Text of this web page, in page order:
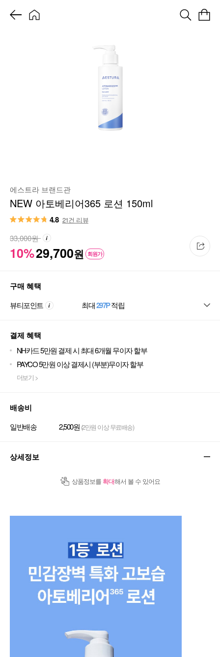
에스트라 브랜드관
NEW 아토베리어365 로션 150ml
4.8 21건 리뷰
10%29,700원 회원가
33,000원
구매 혜택
뷰티포인트 최대297P적립
결제 혜택
NH카드 5만원 결제 시 최대 6개월 무이자 할부
PAYCO 5만원 이상 결제시 (부분)무이자 할부
더보기 >
배송비
일반배송 2,500원 (2만원 이상 무료배송)
상세정보
상품정보를 확대해서 볼 수 있어요